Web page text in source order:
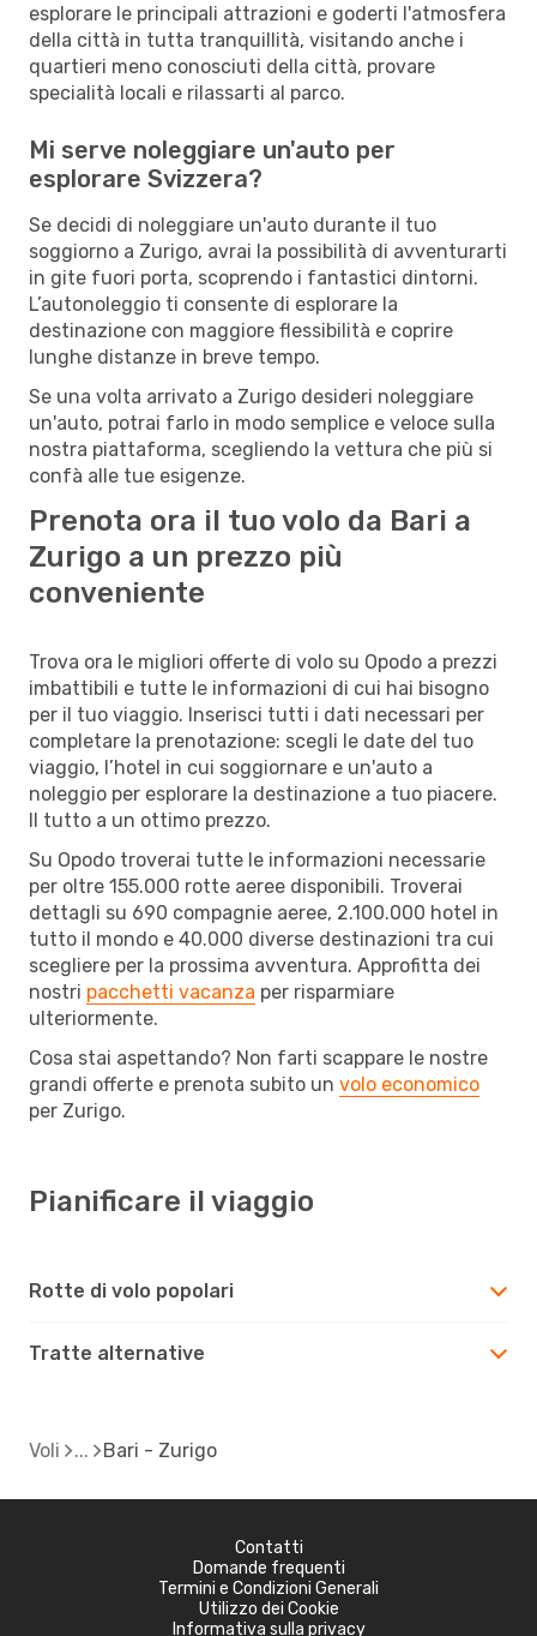
esplorare le principali attrazioni e goderti l'atmosfera
della città in tutta tranquillità, visitando anche i
quartieri meno conosciuti della città, provare
specialità locali e rilassarti al parco.
Mi serve noleggiare un'auto per
esplorare Svizzera?
Se decidi di noleggiare un'auto durante il tuo
soggiorno a Zurigo, avrai la possibilità di avventurarti
in gite fuori porta, scoprendo i fantastici dintorni.
L’autonoleggio ti consente di esplorare la
destinazione con maggiore flessibilità e coprire
lunghe distanze in breve tempo.
Se una volta arrivato a Zurigo desideri noleggiare
un'auto, potrai farlo in modo semplice e veloce sulla
nostra piattaforma, scegliendo la vettura che più si
confà alle tue esigenze.
Prenota ora il tuo volo da Bari a
Zurigo a un prezzo più
conveniente
Trova ora le migliori offerte di volo su Opodo a prezzi
imbattibili e tutte le informazioni di cui hai bisogno
per il tuo viaggio. Inserisci tutti i dati necessari per
completare la prenotazione: scegli le date del tuo
viaggio, l’hotel in cui soggiornare e un'auto a
noleggio per esplorare la destinazione a tuo piacere.
Il tutto a un ottimo prezzo.
Su Opodo troverai tutte le informazioni necessarie
per oltre 155.000 rotte aeree disponibili. Troverai
dettagli su 690 compagnie aeree, 2.100.000 hotel in
tutto il mondo e 40.000 diverse destinazioni tra cui
scegliere per la prossima avventura. Approfitta dei
nostri pacchetti vacanza per risparmiare
ulteriormente.
Cosa stai aspettando? Non farti scappare le nostre
grandi offerte e prenota subito un volo economico
per Zurigo.
Pianificare il viaggio
Rotte di volo popolari
Tratte alternative
Voli Bari - Zurigo
Contatti
Domande frequenti
Termini e Condizioni Generali
Utilizzo dei Cookie
Informativa sulla privacy